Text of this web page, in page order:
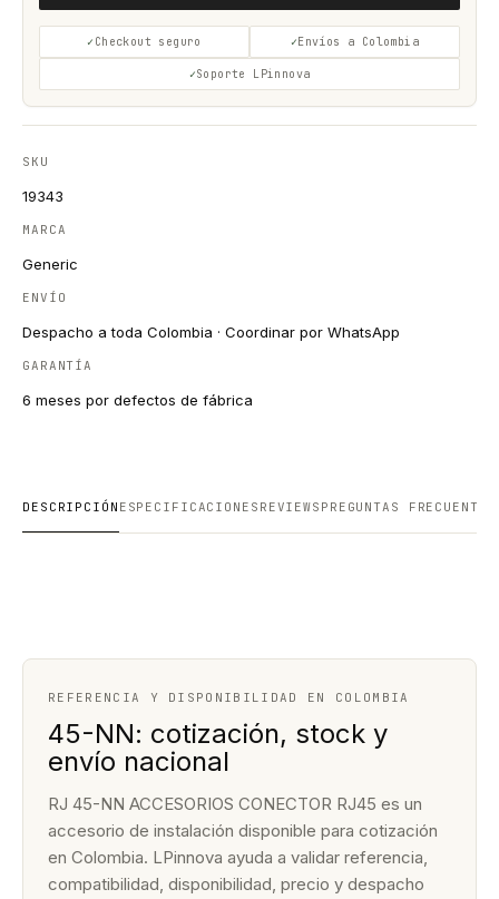
Checkout seguro Envíos a Colombia
Soporte LPinnova
SKU
19343
MARCA
Generic
ENVÍO
Despacho a toda Colombia · Coordinar por WhatsApp
GARANTÍA
6 meses por defectos de fábrica
DESCRIPCIÓN ESPECIFICACIONES REVIEWS PREGUNTAS FRECUENTES
REFERENCIA Y DISPONIBILIDAD EN COLOMBIA
45-NN: cotización, stock y
envío nacional
RJ 45-NN ACCESORIOS CONECTOR RJ45 es un
accesorio de instalación disponible para cotización
en Colombia. LPinnova ayuda a validar referencia,
compatibilidad, disponibilidad, precio y despacho